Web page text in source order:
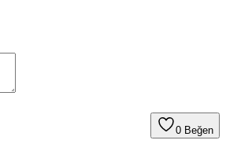
0 Beğen